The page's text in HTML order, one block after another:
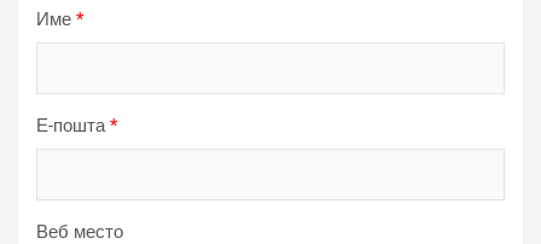
Име *
Е-пошта*
Веб место